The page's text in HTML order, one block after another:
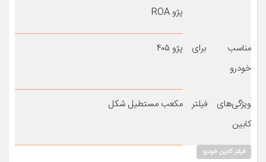
پژو ROA
مناسب برای
خودرو
پژو ۴۰۵
ویژگی‌های فیلتر
کابین
مکعب مستطیل شکل
فیلتر کابین خودرو